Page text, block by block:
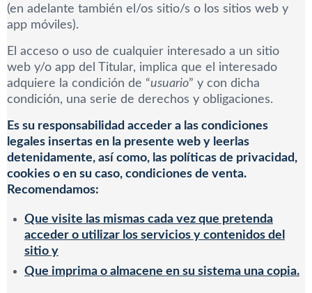
(en adelante también el/os sitio/s o los sitios web y
app móviles).
El acceso o uso de cualquier interesado a un sitio
web y/o app del Titular, implica que el interesado
adquiere la condición de “usuario” y con dicha
condición, una serie de derechos y obligaciones.
Es su responsabilidad acceder a las condiciones
legales insertas en la presente web y leerlas
detenidamente, así como, las políticas de privacidad,
cookies o en su caso, condiciones de venta.
Recomendamos:
Que visite las mismas cada vez que pretenda
acceder o utilizar los servicios y contenidos del
sitio y
Que imprima o almacene en su sistema una copia.